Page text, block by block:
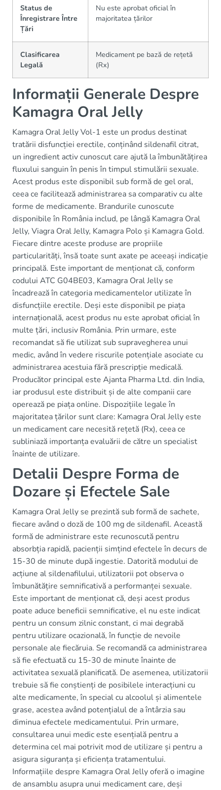
Status de
Înregistrare Între
Țări
Nu este aprobat oficial în
majoritatea țărilor
Clasificarea
Legală
Medicament pe bază de rețetă
(Rx)
Informații Generale Despre
Kamagra Oral Jelly
Kamagra Oral Jelly Vol-1 este un produs destinat
tratării disfuncției erectile, conținând sildenafil citrat,
un ingredient activ cunoscut care ajută la îmbunătățirea
fluxului sanguin în penis în timpul stimulării sexuale.
Acest produs este disponibil sub formă de gel oral,
ceea ce facilitează administrarea sa comparativ cu alte
forme de medicamente. Brandurile cunoscute
disponibile în România includ, pe lângă Kamagra Oral
Jelly, Viagra Oral Jelly, Kamagra Polo și Kamagra Gold.
Fiecare dintre aceste produse are propriile
particularități, însă toate sunt axate pe aceeași indicație
principală. Este important de menționat că, conform
codului ATC G04BE03, Kamagra Oral Jelly se
încadrează în categoria medicamentelor utilizate în
disfuncțiile erectile. Deși este disponibil pe piața
internațională, acest produs nu este aprobat oficial în
multe țări, inclusiv România. Prin urmare, este
recomandat să fie utilizat sub supravegherea unui
medic, având în vedere riscurile potențiale asociate cu
administrarea acestuia fără prescripție medicală.
Producător principal este Ajanta Pharma Ltd. din India,
iar produsul este distribuit și de alte companii care
operează pe piața online. Dispozițiile legale în
majoritatea țărilor sunt clare: Kamagra Oral Jelly este
un medicament care necesită rețetă (Rx), ceea ce
subliniază importanța evaluării de către un specialist
înainte de utilizare.
Detalii Despre Forma de
Dozare și Efectele Sale
Kamagra Oral Jelly se prezintă sub formă de sachete,
fiecare având o doză de 100 mg de sildenafil. Această
formă de administrare este recunoscută pentru
absorbția rapidă, pacienții simțind efectele în decurs de
15-30 de minute după ingestie. Datorită modului de
acțiune al sildenafilului, utilizatorii pot observa o
îmbunătățire semnificativă a performanței sexuale.
Este important de menționat că, deși acest produs
poate aduce beneficii semnificative, el nu este indicat
pentru un consum zilnic constant, ci mai degrabă
pentru utilizare ocazională, în funcție de nevoile
personale ale fiecăruia. Se recomandă ca administrarea
să fie efectuată cu 15-30 de minute înainte de
activitatea sexuală planificată. De asemenea, utilizatorii
trebuie să fie conștienți de posibilele interacțiuni cu
alte medicamente, în special cu alcoolul și alimentele
grase, acestea având potențialul de a întârzia sau
diminua efectele medicamentului. Prin urmare,
consultarea unui medic este esențială pentru a
determina cel mai potrivit mod de utilizare și pentru a
asigura siguranța și eficiența tratamentului.
Informațiile despre Kamagra Oral Jelly oferă o imagine
de ansamblu asupra unui medicament care, deși